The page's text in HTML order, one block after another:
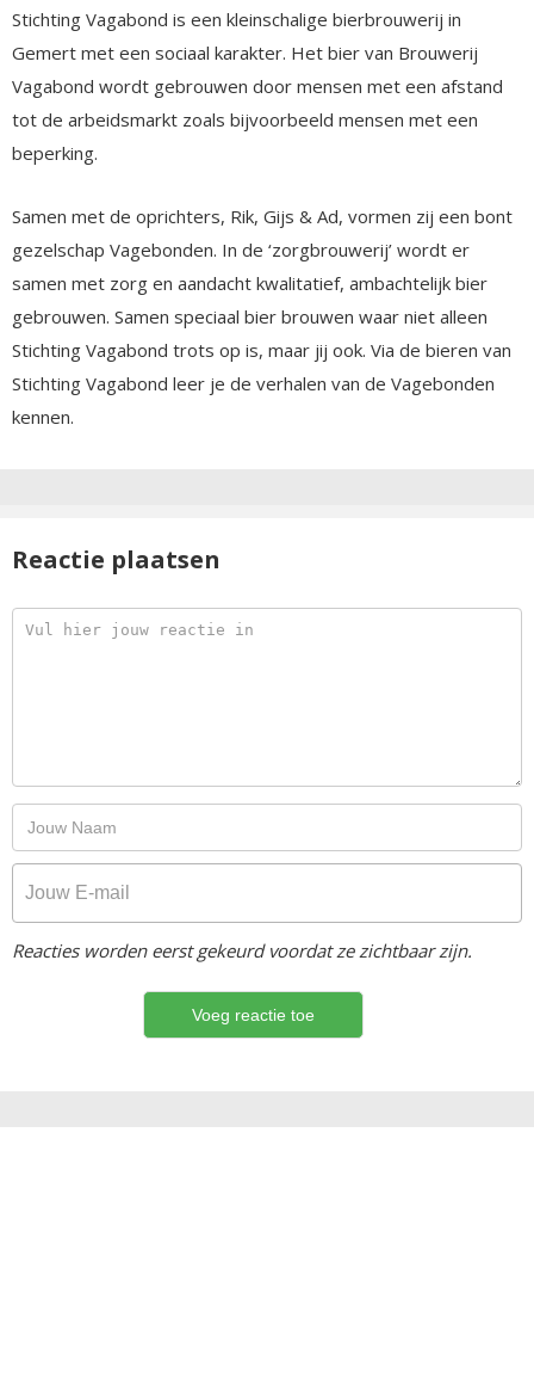
Stichting Vagabond is een kleinschalige bierbrouwerij in
Gemert met een sociaal karakter. Het bier van Brouwerij
Vagabond wordt gebrouwen door mensen met een afstand
tot de arbeidsmarkt zoals bijvoorbeeld mensen met een
beperking.
Samen met de oprichters, Rik, Gijs & Ad, vormen zij een bont
gezelschap Vagebonden. In de ‘zorgbrouwerij’ wordt er
samen met zorg en aandacht kwalitatief, ambachtelijk bier
gebrouwen. Samen speciaal bier brouwen waar niet alleen
Stichting Vagabond trots op is, maar jij ook. Via de bieren van
Stichting Vagabond leer je de verhalen van de Vagebonden
kennen.
Reactie plaatsen
Reacties worden eerst gekeurd voordat ze zichtbaar zijn.